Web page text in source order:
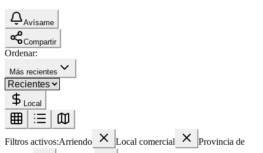
Avísame
Compartir
Ordenar:
Más recientes
Local
Filtros activos:Arriendo Local comercial
Provincia de